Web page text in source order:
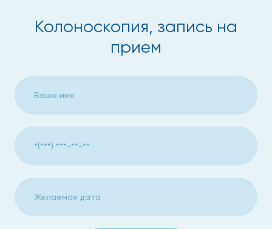
Боль;
Кишечная непроходимость;
Повышенный метеоризм;
Обязательной колоноскопия будет при подозрении на ряд
заболеваний – болезнь Крона, неспецифический язвенный
Благодаря этому эффективному методу, максимально
быстро получают исчерпывающие сведения о состоянии
Колоноскопия, запись на
прием